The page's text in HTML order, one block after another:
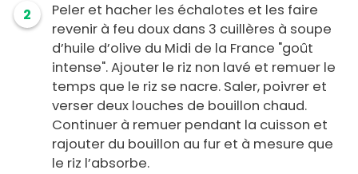
2
Peler et hacher les échalotes et les faire
revenir à feu doux dans 3 cuillères à soupe
d’huile d’olive du Midi de la France "goût
intense". Ajouter le riz non lavé et remuer le
temps que le riz se nacre. Saler, poivrer et
verser deux louches de bouillon chaud.
Continuer à remuer pendant la cuisson et
rajouter du bouillon au fur et à mesure que
le riz l’absorbe.